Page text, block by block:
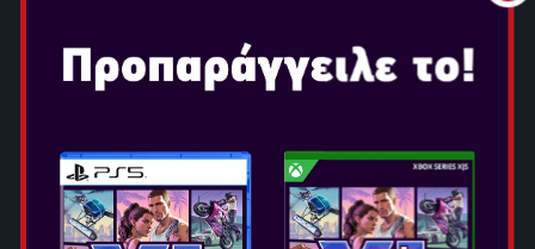
BLOODLINE'S DYNASTY
Το ολοκαίνουργιο Showcase, με οικοδεσπότη τον "The
δυναστείες οικογενειών στην πάλη. Ξαναζήστε θρυλικές
αναμετρήσεις ή ονειρεμένους αγώνες μεταξύ του the
Bloodline και των WWE Superstars και Legends.